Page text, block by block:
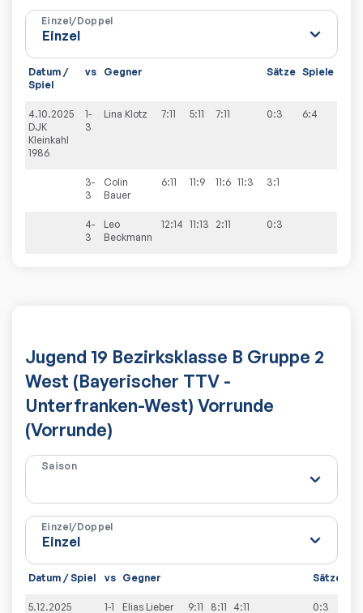
Einzel/Doppel
Datum /
Spiel
vs Gegner Sätze Spiele
4.10.2025
DJK
Kleinkahl
1986
1-
3
Lina Klotz 7:11 5:11 7:11 0:3 6:4
3-
3
Colin
Bauer
6:11 11:9 11:6 11:3 3:1
4-
3
Leo
Beckmann
12:14 11:13 2:11 0:3
Jugend 19 Bezirksklasse B Gruppe 2
West (Bayerischer TTV -
Unterfranken-West) Vorrunde
(Vorrunde)
Saison
Einzel/Doppel
Datum / Spiel vs Gegner Sätze
5.12.2025 1-1 Elias Lieber 9:11 8:11 4:11 0:3